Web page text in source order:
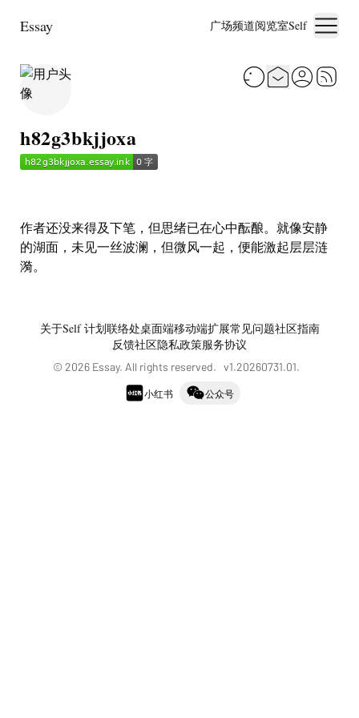
Essay 广场频道阅览室Self
h82g3bkjjoxa
作者还没来得及下笔，但思绪已在心中酝酿。就像安静
的湖面，未见一丝波澜，但微风一起，便能激起层层涟
漪。
关于Self 计划联络处桌面端移动端扩展常见问题社区指南
反馈社区隐私政策服务协议
© 2026 Essay. All rights reserved. v1.20260731.01.
小红书 公众号